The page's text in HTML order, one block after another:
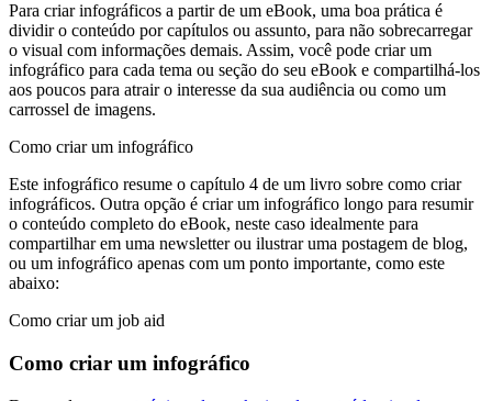
Para criar infográficos a partir de um eBook, uma boa prática é
dividir o conteúdo por capítulos ou assunto, para não sobrecarregar
o visual com informações demais. Assim, você pode criar um
infográfico para cada tema ou seção do seu eBook e compartilhá-los
aos poucos para atrair o interesse da sua audiência ou como um
carrossel de imagens.
Como criar um infográfico
Este infográfico resume o capítulo 4 de um livro sobre como criar
infográficos. Outra opção é criar um infográfico longo para resumir
o conteúdo completo do eBook, neste caso idealmente para
compartilhar em uma newsletter ou ilustrar uma postagem de blog,
ou um infográfico apenas com um ponto importante, como este
abaixo:
Como criar um job aid
Como criar um infográfico